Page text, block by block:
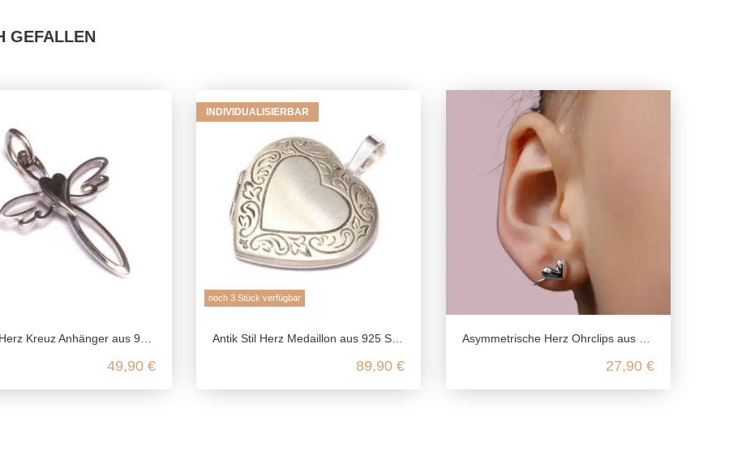
GEFALLEN
Kreuz Anhänger aus 925 Sterling Silber
49,90 €
INDIVIDUALISIERBAR
noch 3 Stück verfügbar
Antik Stil Herz Medaillon aus 925 Sterling Silber
89,90 €
Asymmetrische Herz Ohrclips aus 925 Sterling Silber
27,90 €